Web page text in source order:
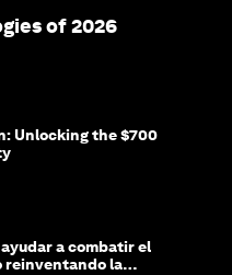
of 2026
Unlocking the $700
a combatir el
reinventando la